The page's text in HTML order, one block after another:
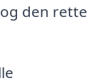
den rette